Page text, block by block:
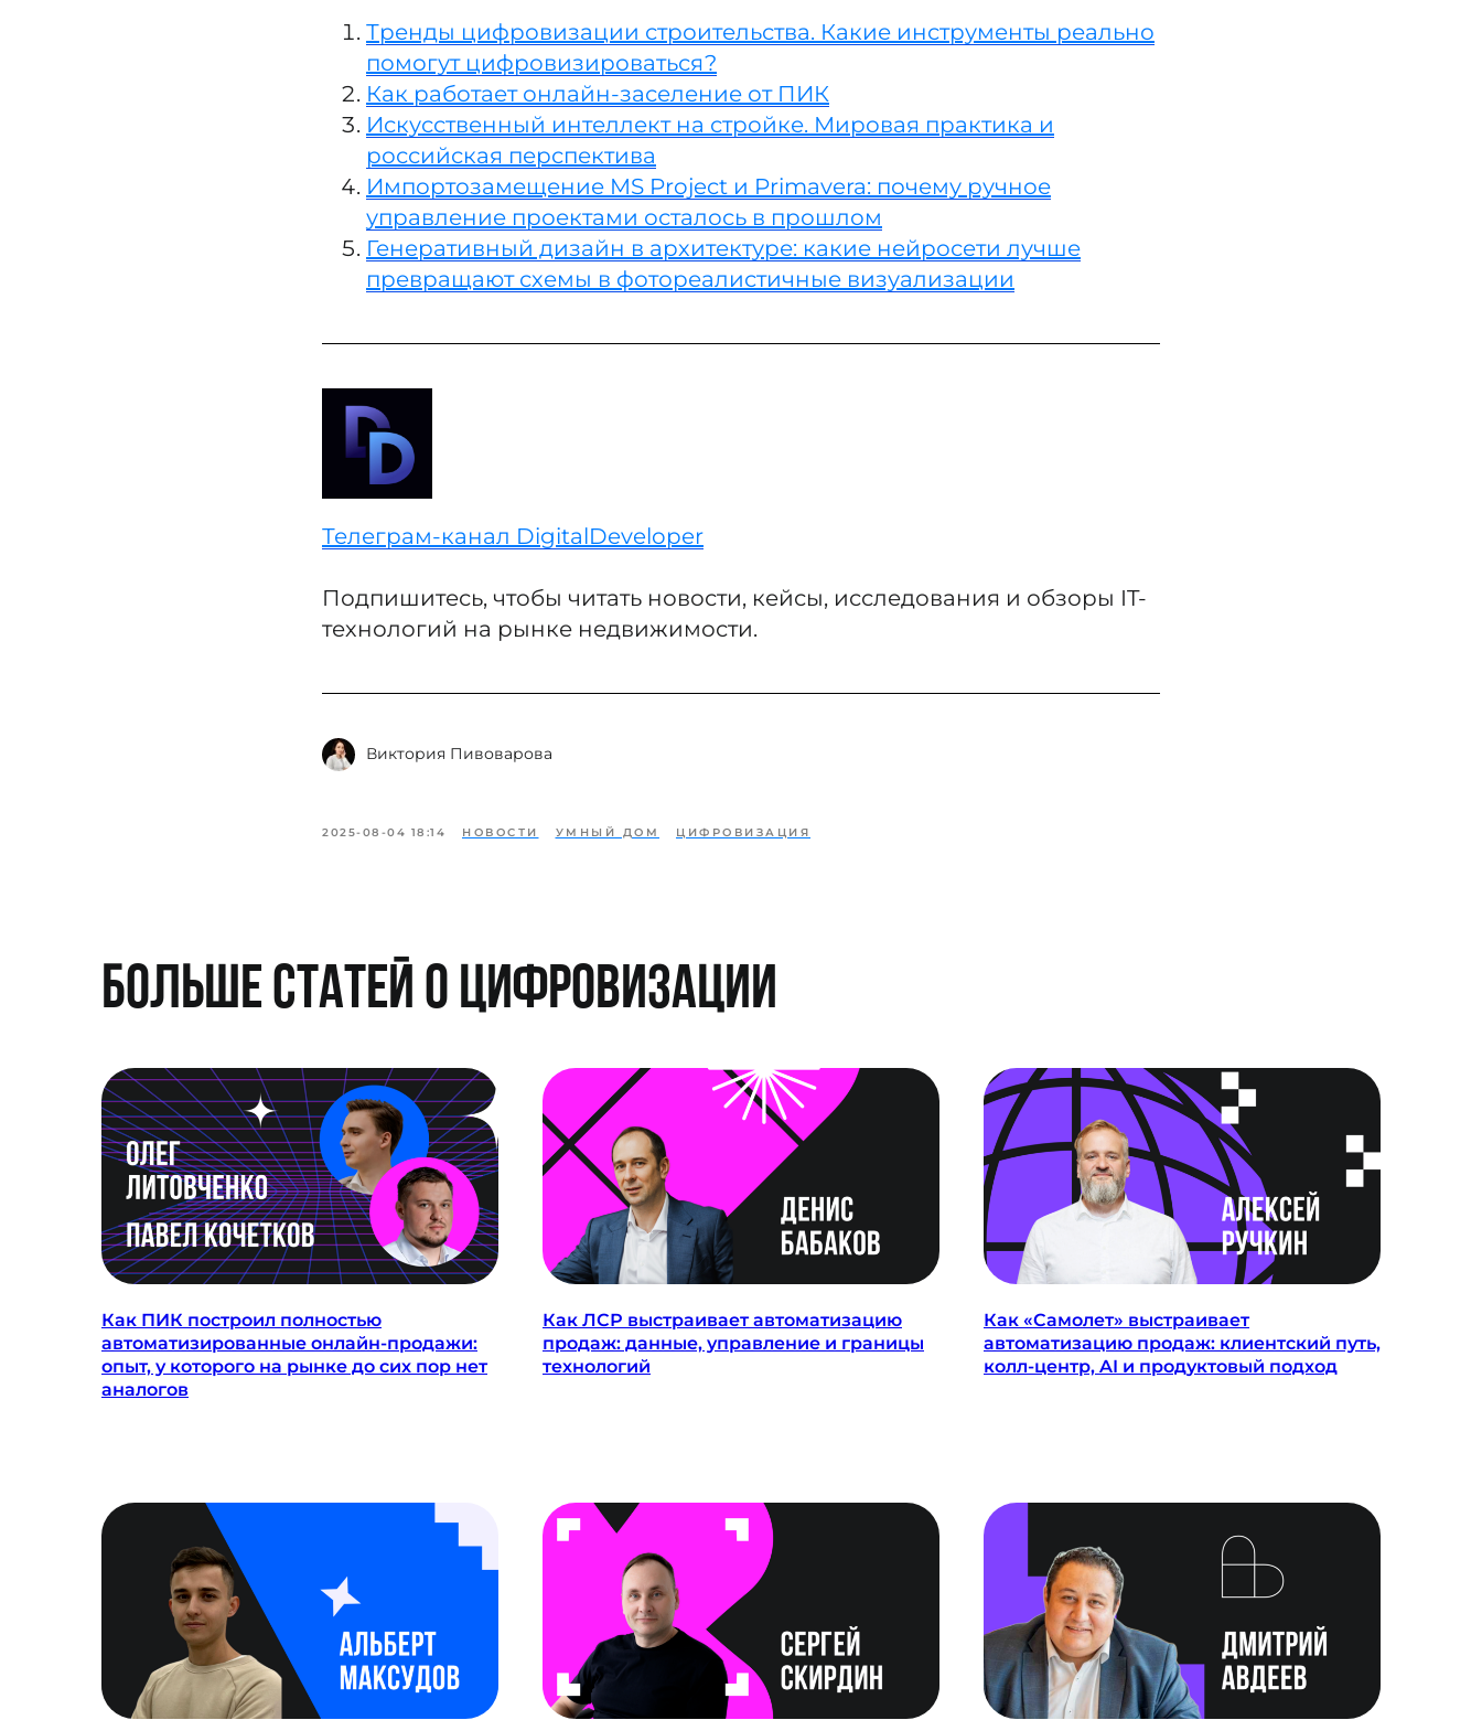
Тренды цифровизации строительства. Какие инструменты реально
помогут цифровизироваться?
Как работает онлайн-заселение от ПИК
Искусственный интеллект на стройке. Мировая практика и
российская перспектива
Импортозамещение MS Project и Primavera: почему ручное
управление проектами осталось в прошлом
Генеративный дизайн в архитектуре: какие нейросети лучше
превращают схемы в фотореалистичные визуализации
Телеграм-канал DigitalDeveloper
Подпишитесь, чтобы читать новости, кейсы, исследования и обзоры IT-
технологий на рынке недвижимости.
Виктория Пивоварова
2025-08-04 18:14 НОВОСТИ УМНЫЙ ДОМ ЦИФРОВИЗАЦИЯ
Больше статей о цифровизации
Как ПИК построил полностью
автоматизированные онлайн-продажи:
опыт, у которого на рынке до сих пор нет
аналогов
Как ЛСР выстраивает автоматизацию
продаж: данные, управление и границы
технологий
Как «Самолет» выстраивает
автоматизацию продаж: клиентский путь,
колл-центр, AI и продуктовый подход